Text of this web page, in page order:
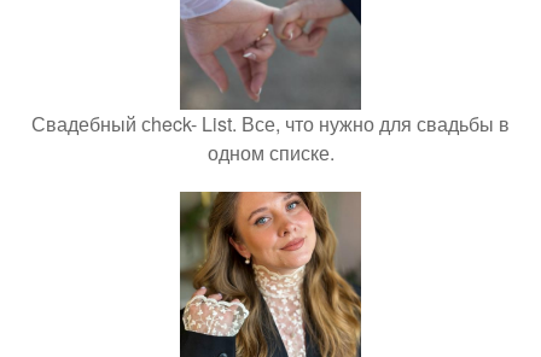
Свадебный сheck- List. Все, что нужно для свадьбы в
одном списке.